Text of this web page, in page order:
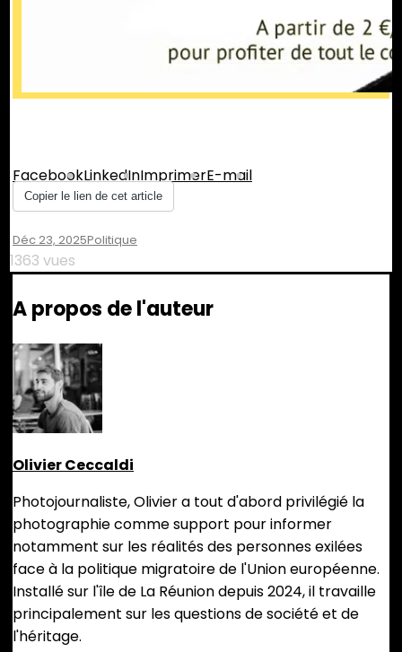
FacebookLinkedInImprimerE-mail
Copier le lien de cet article
Déc 23, 2025Politique
1363 vues
A propos de l'auteur
Olivier Ceccaldi
Photojournaliste, Olivier a tout d'abord privilégié la
photographie comme support pour informer
notamment sur les réalités des personnes exilées
face à la politique migratoire de l'Union européenne.
Installé sur l'île de La Réunion depuis 2024, il travaille
principalement sur les questions de société et de
l'héritage.